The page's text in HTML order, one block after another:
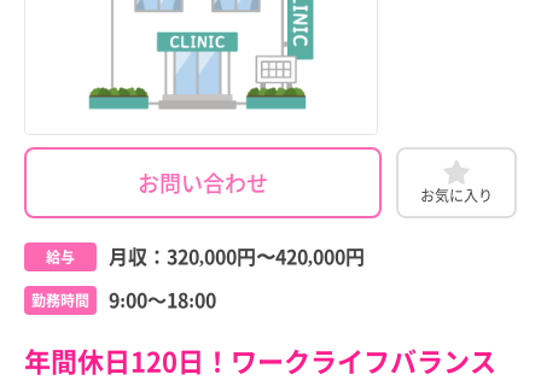
お問い合わせ お気に入り
給与 月収： 320,000円〜420,000円
勤務時間 9:00～18:00
年間休日120日！ワークライフバランス